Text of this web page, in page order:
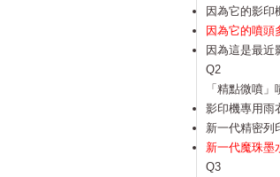
因為它的影印
因為它的噴頭
因為這是最近
Q2
「精點微噴
影印機專用雨
新一代精密列
新一代魔珠墨
Q3